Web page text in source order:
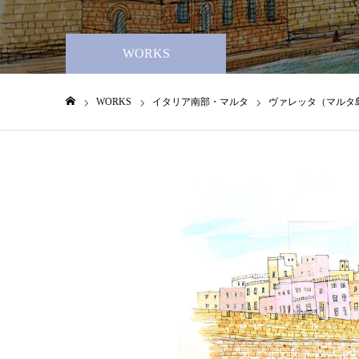
WORKS
WORKS イタリア南部・マルタ ヴァレッタ（マルタ